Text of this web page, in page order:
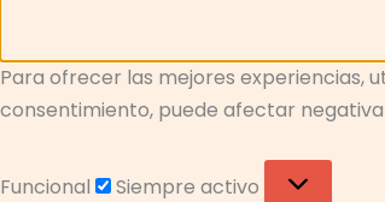
Para ofrecer las mejores experiencias,
consentimiento, puede afectar
Funcional
Siempre activo